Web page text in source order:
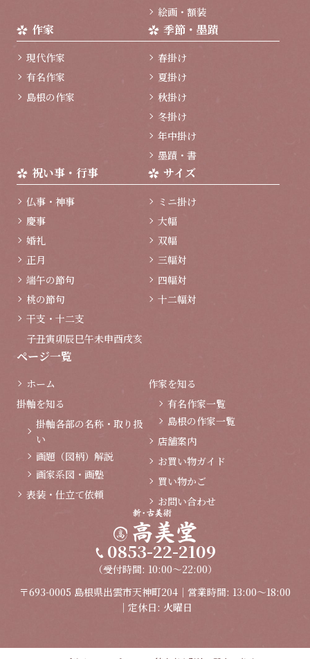
絵画・額装
作家
現代作家
有名作家
島根の作家
季節・墨蹟
春掛け
夏掛け
秋掛け
冬掛け
年中掛け
墨蹟・書
祝い事・行事
仏事・神事
慶事
婚礼
正月
端午の節句
桃の節句
干支・十二支
子丑寅卯辰巳午未申酉戌亥
サイズ
ミニ掛け
大幅
双幅
三幅対
四幅対
十二幅対
ページ一覧
ホーム
掛軸を知る
掛軸各部の名称・取り扱
い
画題（図柄）解説
画家系図・画塾
表装・仕立て依頼
作家を知る
有名作家一覧
島根の作家一覧
店舗案内
お買い物ガイド
買い物かご
お問い合わせ
0853-22-2109
（受付時間: 10:00～22:00）
〒693-0005 島根県出雲市天神町204｜営業時間: 13:00～18:00
｜定休日: 火曜日